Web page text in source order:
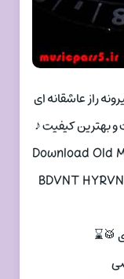
راز عاشقانه ای
و بهترین کیفیت ♪
Download Old
BDVNT
🥁⌛